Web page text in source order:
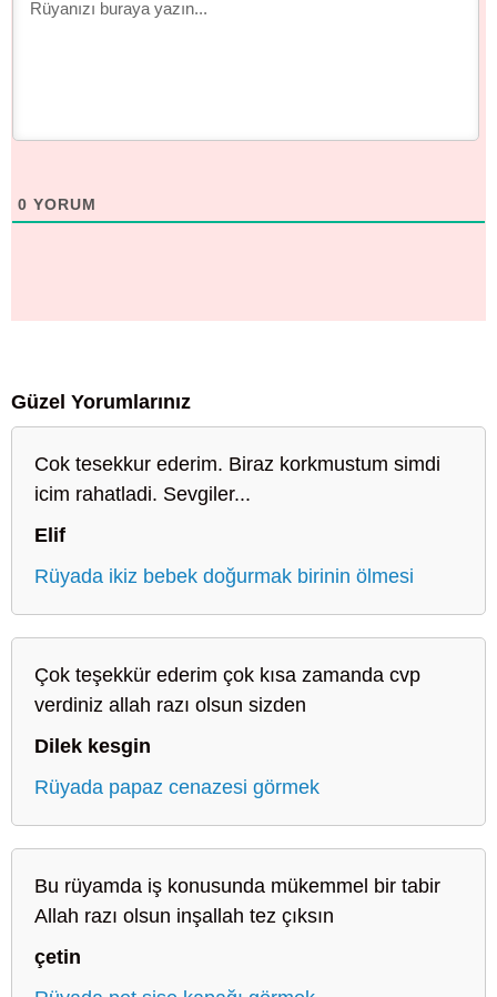
0 YORUM
Güzel Yorumlarınız
Cok tesekkur ederim. Biraz korkmustum simdi
icim rahatladi. Sevgiler...
Elif
Rüyada ikiz bebek doğurmak birinin ölmesi
Çok teşekkür ederim çok kısa zamanda cvp
verdiniz allah razı olsun sizden
Dilek kesgin
Rüyada papaz cenazesi görmek
Bu rüyamda iş konusunda mükemmel bir tabir
Allah razı olsun inşallah tez çıksın
çetin